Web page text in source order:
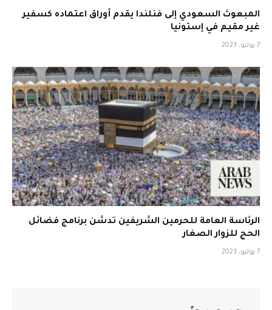
المبعوث السعودي إلى فنلندا يقدم أوراق اعتماده كسفير
غير مقيم في إستونيا
7 يوليو، 2023
الرئاسة العامة للحرمين الشريفين تدشن برنامج فضائل
الحج للزوار الصغار
7 يوليو، 2023